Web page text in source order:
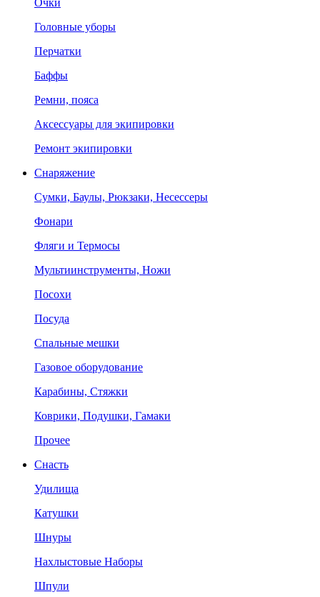
Головные уборы
Перчатки
Баффы
Ремни, пояса
Аксессуары для экипировки
Ремонт экипировки
Снаряжение
Сумки, Баулы, Рюкзаки, Несессеры
Фонари
Фляги и Термосы
Мультиинструменты, Ножи
Посохи
Посуда
Спальные мешки
Газовое оборудование
Карабины, Стяжки
Коврики, Подушки, Гамаки
Прочее
Снасть
Удилища
Катушки
Шнуры
Нахлыстовые Наборы
Шпули